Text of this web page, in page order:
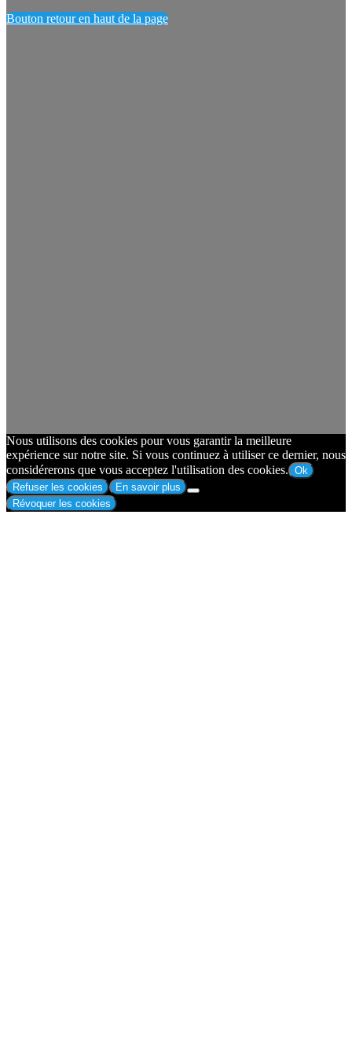
Bouton retour en haut de la page
Nous utilisons des cookies pour vous garantir la meilleure
expérience sur notre site. Si vous continuez à utiliser ce dernier, nous
considérerons que vous acceptez l'utilisation des cookies. Ok
Refuser les cookies
En savoir plus
Révoquer les cookies